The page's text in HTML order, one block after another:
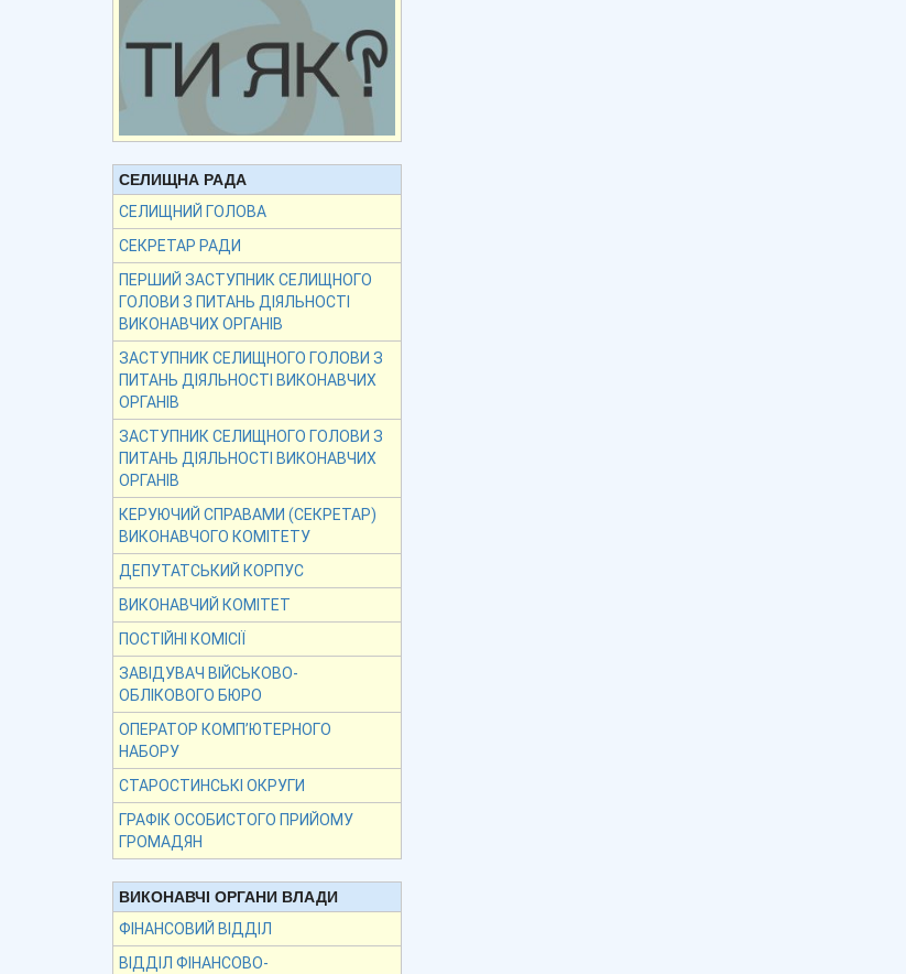
СЕЛИЩНА РАДА
СЕЛИЩНИЙ ГОЛОВА
СЕКРЕТАР РАДИ
ПЕРШИЙ ЗАСТУПНИК СЕЛИЩНОГО
ГОЛОВИ З ПИТАНЬ ДІЯЛЬНОСТІ
ВИКОНАВЧИХ ОРГАНІВ
ЗАСТУПНИК СЕЛИЩНОГО ГОЛОВИ З
ПИТАНЬ ДІЯЛЬНОСТІ ВИКОНАВЧИХ
ОРГАНІВ
ЗАСТУПНИК СЕЛИЩНОГО ГОЛОВИ З
ПИТАНЬ ДІЯЛЬНОСТІ ВИКОНАВЧИХ
ОРГАНІВ
КЕРУЮЧИЙ СПРАВАМИ (СЕКРЕТАР)
ВИКОНАВЧОГО КОМІТЕТУ
ДЕПУТАТСЬКИЙ КОРПУС
ВИКОНАВЧИЙ КОМІТЕТ
ПОСТІЙНІ КОМІСІЇ
ЗАВІДУВАЧ ВІЙСЬКОВО-
ОБЛІКОВОГО БЮРО
ОПЕРАТОР КОМП’ЮТЕРНОГО
НАБОРУ
СТАРОСТИНСЬКІ ОКРУГИ
ГРАФІК ОСОБИСТОГО ПРИЙОМУ
ГРОМАДЯН
ВИКОНАВЧІ ОРГАНИ ВЛАДИ
ФІНАНСОВИЙ ВІДДІЛ
ВІДДІЛ ФІНАНСОВО-